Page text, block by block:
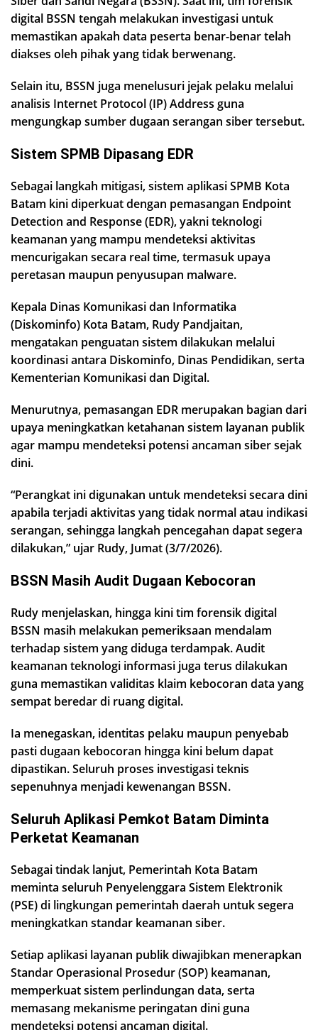
digital BSSN tengah melakukan investigasi untuk
memastikan apakah data peserta benar-benar telah
diakses oleh pihak yang tidak berwenang.
Selain itu, BSSN juga menelusuri jejak pelaku melalui
analisis Internet Protocol (IP) Address guna
mengungkap sumber dugaan serangan siber tersebut.
Sistem SPMB Dipasang EDR
Sebagai langkah mitigasi, sistem aplikasi SPMB Kota
Batam kini diperkuat dengan pemasangan Endpoint
Detection and Response (EDR), yakni teknologi
keamanan yang mampu mendeteksi aktivitas
mencurigakan secara real time, termasuk upaya
peretasan maupun penyusupan malware.
Kepala Dinas Komunikasi dan Informatika
(Diskominfo) Kota Batam, Rudy Pandjaitan,
mengatakan penguatan sistem dilakukan melalui
koordinasi antara Diskominfo, Dinas Pendidikan, serta
Kementerian Komunikasi dan Digital.
Menurutnya, pemasangan EDR merupakan bagian dari
upaya meningkatkan ketahanan sistem layanan publik
agar mampu mendeteksi potensi ancaman siber sejak
dini.
“Perangkat ini digunakan untuk mendeteksi secara dini
apabila terjadi aktivitas yang tidak normal atau indikasi
serangan, sehingga langkah pencegahan dapat segera
dilakukan,” ujar Rudy, Jumat (3/7/2026).
BSSN Masih Audit Dugaan Kebocoran
Rudy menjelaskan, hingga kini tim forensik digital
BSSN masih melakukan pemeriksaan mendalam
terhadap sistem yang diduga terdampak. Audit
keamanan teknologi informasi juga terus dilakukan
guna memastikan validitas klaim kebocoran data yang
sempat beredar di ruang digital.
Ia menegaskan, identitas pelaku maupun penyebab
pasti dugaan kebocoran hingga kini belum dapat
dipastikan. Seluruh proses investigasi teknis
sepenuhnya menjadi kewenangan BSSN.
Seluruh Aplikasi Pemkot Batam Diminta
Perketat Keamanan
Sebagai tindak lanjut, Pemerintah Kota Batam
meminta seluruh Penyelenggara Sistem Elektronik
(PSE) di lingkungan pemerintah daerah untuk segera
meningkatkan standar keamanan siber.
Setiap aplikasi layanan publik diwajibkan menerapkan
Standar Operasional Prosedur (SOP) keamanan,
memperkuat sistem perlindungan data, serta
memasang mekanisme peringatan dini guna
mendeteksi potensi ancaman digital.